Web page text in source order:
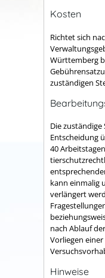
Kosten
Richtet sich
Württemberg
zuständigen
Die
Entscheidung
40
kann einmalig
verlängert
nach Ablauf
Vorliegen
Hinweise